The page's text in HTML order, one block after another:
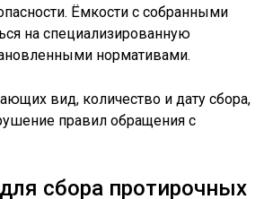
Ёмкости с собранными
на специализированную
нормативами.
вид, количество и дату сбора,
правил обращения с
сбора протирочных